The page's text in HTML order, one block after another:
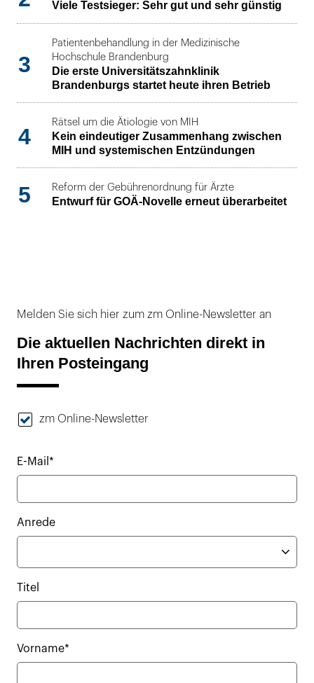
Viele Testsieger: Sehr gut und sehr günstig
3
Patientenbehandlung in der Medizinische
Hochschule Brandenburg
Die erste Universitätszahnklinik
Brandenburgs startet heute ihren Betrieb
4
Rätsel um die Ätiologie von MIH
Kein eindeutiger Zusammenhang zwischen
MIH und systemischen Entzündungen
5 Reform der Gebührenordnung für Ärzte
Entwurf für GOÄ-Novelle erneut überarbeitet
Melden Sie sich hier zum zm Online-Newsletter an
Die aktuellen Nachrichten direkt in
Ihren Posteingang
zm Online-Newsletter
E-Mail*
Anrede
Titel
Vorname*